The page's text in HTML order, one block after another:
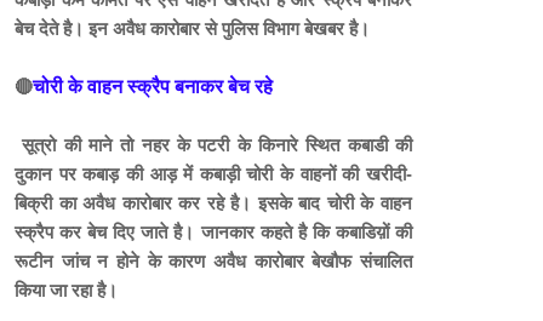
बेच देते है। इन अवैध कारोबार से पुलिस विभाग बेखबर है।
🔴चोरी के वाहन स्क्रैप बनाकर बेच रहे
सूत्रो की माने तो नहर के पटरी के किनारे स्थित कबाडी की
दुकान पर कबाड़ की आड़ में कबाड़ी चोरी के वाहनों की खरीदी-
बिक्री का अवैध कारोबार कर रहे है। इसके बाद चोरी के वाहन
स्क्रैप कर बेच दिए जाते है। जानकार कहते है कि कबाडिय़ों की
रूटीन जांच न होने के कारण अवैध कारोबार बेखौफ संचालित
किया जा रहा है।